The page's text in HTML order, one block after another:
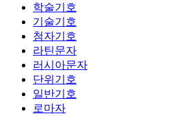
학술기호
기술기호
첨자기호
라틴문자
러시아문자
단위기호
일반기호
로마자